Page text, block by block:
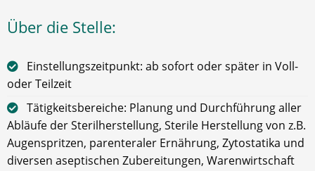
Über die Stelle:
Einstellungszeitpunkt: ab sofort oder später in Voll-
oder Teilzeit
Tätigkeitsbereiche: Planung und Durchführung aller
Abläufe der Sterilherstellung, Sterile Herstellung von z.B.
Augenspritzen, parenteraler Ernährung, Zytostatika und
diversen aseptischen Zubereitungen, Warenwirtschaft